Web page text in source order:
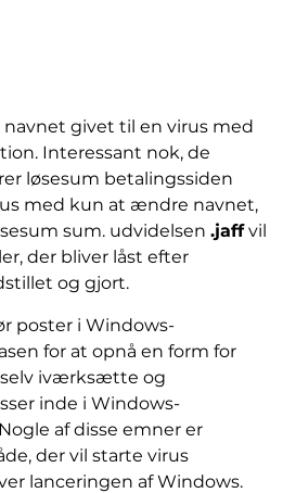
givet til en virus med
Interessant nok, de
løsesum betalingssiden
med kun at ændre navnet,
sum. udvidelsen .jaffvil
der bliver låst efter
og gjort.
poster i Windows-
for at opnå en form for
iværksætte og
inde i Windows-
af disse emner er
der vil starte virus
lanceringen af ​​Windows.